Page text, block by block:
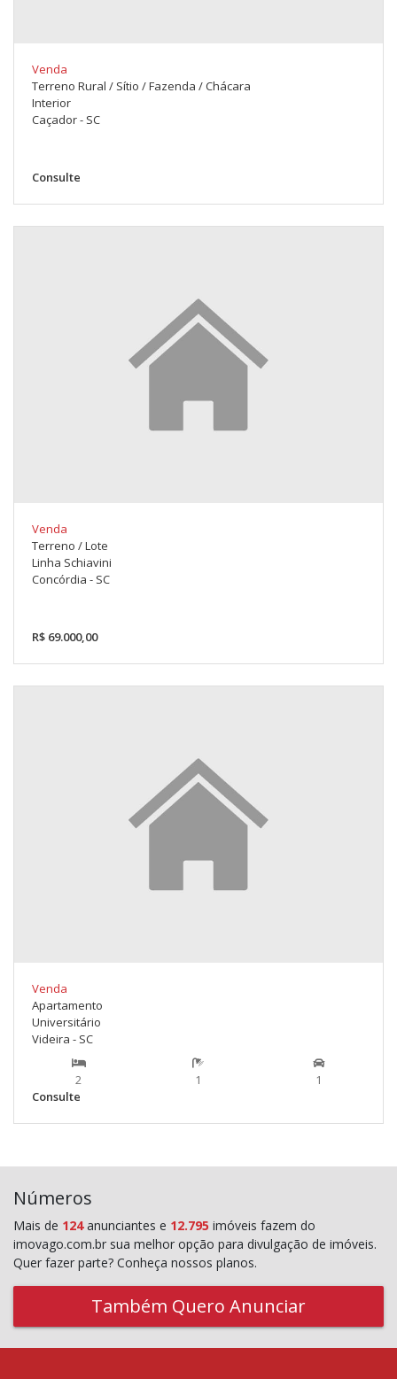
Venda
Terreno Rural / Sítio / Fazenda / Chácara
Interior
Caçador - SC
Consulte
Venda
Terreno / Lote
Linha Schiavini
Concórdia - SC
R$ 69.000,00
Venda
Apartamento
Universitário
Videira - SC
2 1
1
Consulte
Números
Mais de 124anunciantes e 12.795 imóveis fazem do
imovago.com.br sua melhor opção para divulgação de imóveis.
Quer fazer parte? Conheça nossos planos.
Também Quero Anunciar